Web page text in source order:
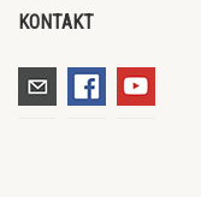
KONTAKT